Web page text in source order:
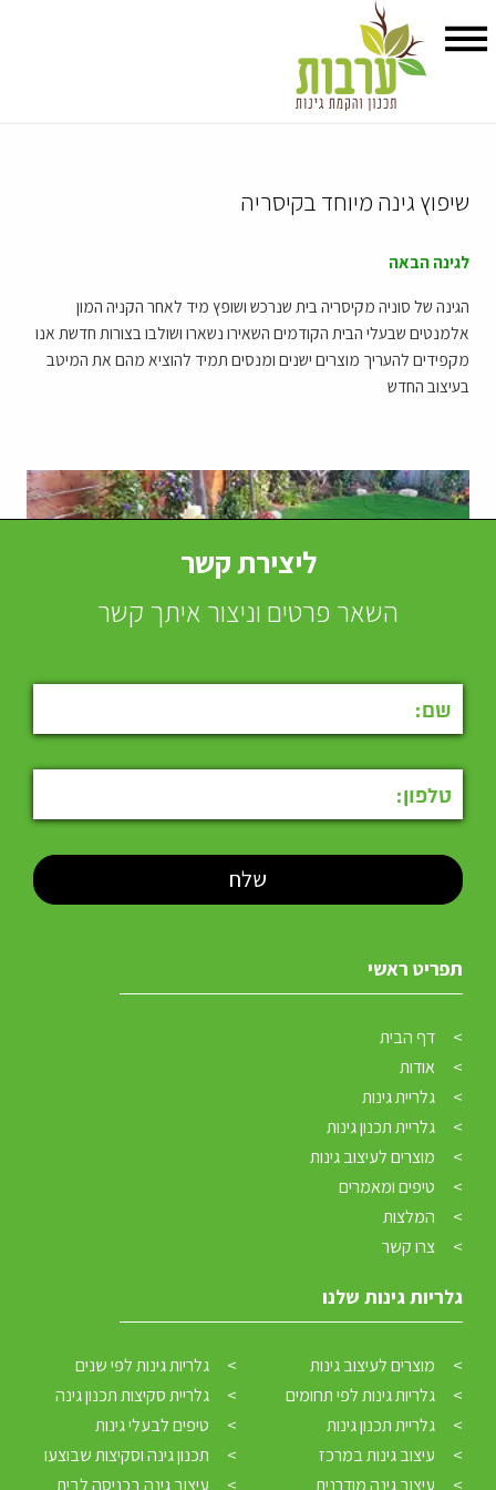
שיפוץ גינה מיוחד בקיסריה
לגינה הבאה
הגינה של סוניה מקיסריה בית שנרכש ושופץ מיד לאחר הקניה המון
אלמנטים שבעלי הבית הקודמים השאירו נשארו ושולבו בצורות חדשת אנו
מקפידים להעריך מוצרים ישנים ומנסים תמיד להוציא מהם את המיטב
בעיצוב החדש
גם לגבי החלטות על צמחים נשארים או נעקרים יש לנו את הנטייה לגזום ולגרום
ליצירת קשר
השאר פרטים וניצור איתך קשר
תפריט ראשי
דף הבית
אודות
גלריית גינות
גלריית תכנון גינות
מוצרים לעיצוב גינות
טיפים ומאמרים
המלצות
צרו קשר
גלריות גינות שלנו
מוצרים לעיצוב גינות
גלריות גינות לפי שנים
גלריות גינות לפי תחומים
גלריית סקיצות תכנון גינה
גלריית תכנון גינות
טיפים לבעלי גינות
עיצוב גינות במרכז
תכנון גינה וסקיצות שבוצעו
עיצוב גינה מודרנית
עיצוב גינה בכניסה לבית